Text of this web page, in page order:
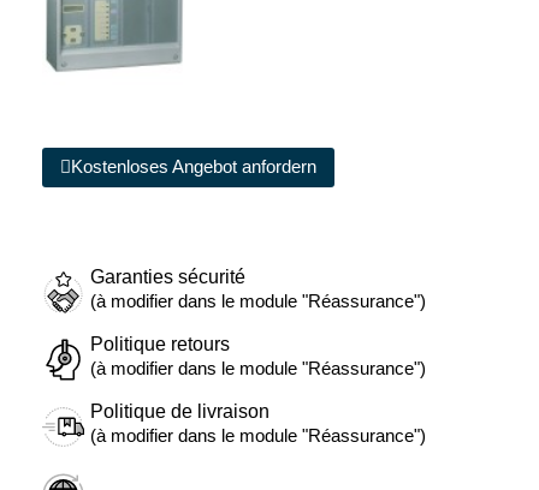
Kostenloses Angebot anfordern
Garanties sécurité
(à modifier dans le module "Réassurance")
Politique retours
(à modifier dans le module "Réassurance")
Politique de livraison
(à modifier dans le module "Réassurance")